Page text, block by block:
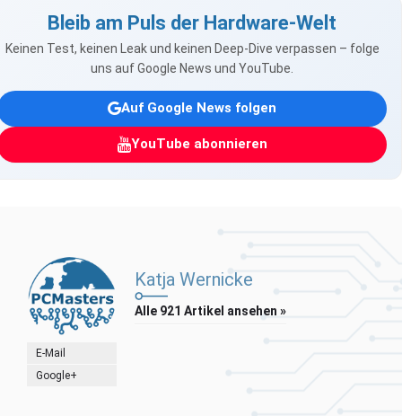
Bleib am Puls der Hardware-Welt
Keinen Test, keinen Leak und keinen Deep-Dive verpassen – folge
uns auf Google News und YouTube.
Auf Google News folgen
YouTube abonnieren
E-Mail
Google+
Katja Wernicke
Alle 921 Artikel ansehen »